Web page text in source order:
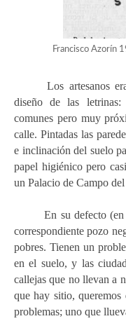
Francisco Azorín
Los artesanos
diseño de las
comunes pero muy
calle. Pintadas las
e inclinación del suelo
papel higiénico pero
un Palacio de Campo
En su defecto
correspondiente pozo
pobres. Tienen un
en el suelo, y las
callejas que no llevan a
que hay sitio, queremos
problemas; uno que